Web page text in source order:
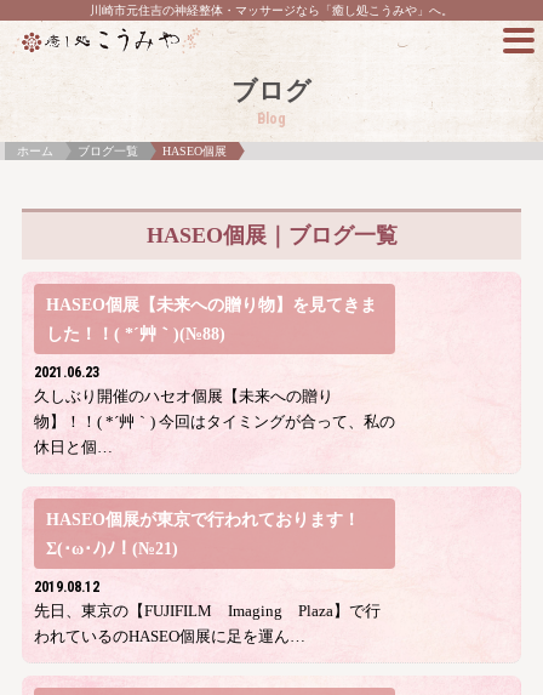
川崎市元住吉の神経整体・マッサージなら「癒し処こうみや」へ。
ブログ
Blog
ホーム ブログ一覧 HASEO個展
HASEO個展｜ブログ一覧
HASEO個展【未来への贈り物】を見てきま
した！！( *´艸｀)(№88)
2021.06.23
久しぶり開催のハセオ個展【未来への贈り
物】！！( *´艸｀) 今回はタイミングが合って、私の
休日と個…
HASEO個展が東京で行われております！
Σ(･ω･ﾉ)ﾉ！(№21)
2019.08.12
先日、東京の【FUJIFILM Imaging Plaza】で行
われているのHASEO個展に足を運ん…